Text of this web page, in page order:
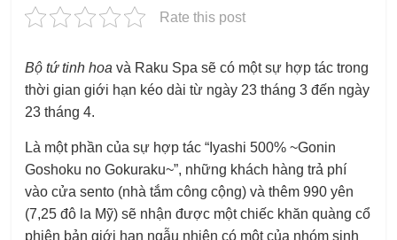
Rate this post
Bộ tứ tinh hoa và Raku Spa sẽ có một sự hợp tác trong
thời gian giới hạn kéo dài từ ngày 23 tháng 3 đến ngày
23 tháng 4.
Là một phần của sự hợp tác “Iyashi 500% ~Gonin
Goshoku no Gokuraku~”, những khách hàng trả phí
vào cửa sento (nhà tắm công cộng) và thêm 990 yên
(7,25 đô la Mỹ) sẽ nhận được một chiếc khăn quàng cổ
phiên bản giới hạn ngẫu nhiên có một của nhóm sinh